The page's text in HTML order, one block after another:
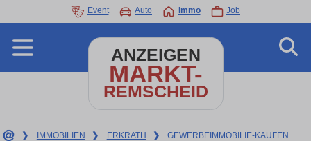
Event Auto Immo Job
ANZEIGEN
MARKT-
REMSCHEID
❯ IMMOBILIEN ❯ ERKRATH ❯ GEWERBEIMMOBILIE-KAUFEN